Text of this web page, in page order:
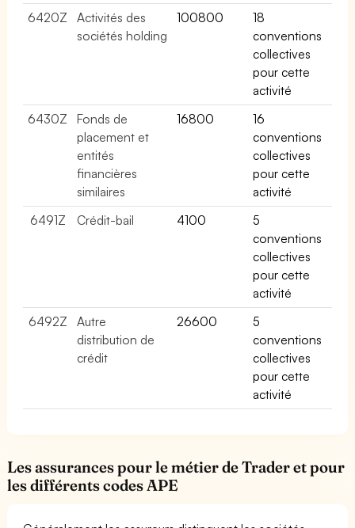
6420Z
Activités des
sociétés holding
100800
18
conventions
collectives
pour cette
activité
6430Z
Fonds de
placement et
entités
financières
similaires
16800
16
conventions
collectives
pour cette
activité
6491Z
Crédit-bail 4100
5
conventions
collectives
pour cette
activité
6492Z
Autre
distribution de
crédit
26600
5
conventions
collectives
pour cette
activité
Les assurances pour le métier de Trader et pour
les différents codes APE